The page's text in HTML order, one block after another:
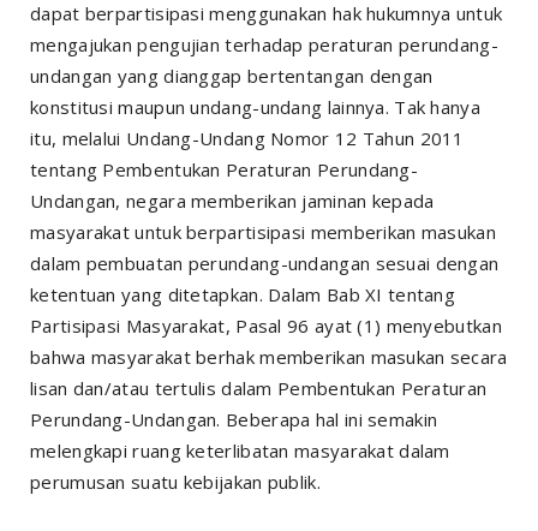
dapat berpartisipasi menggunakan hak hukumnya untuk
mengajukan pengujian terhadap peraturan perundang-
undangan yang dianggap bertentangan dengan
konstitusi maupun undang-undang lainnya. Tak hanya
itu, melalui Undang-Undang Nomor 12 Tahun 2011
tentang Pembentukan Peraturan Perundang-
Undangan, negara memberikan jaminan kepada
masyarakat untuk berpartisipasi memberikan masukan
dalam pembuatan perundang-undangan sesuai dengan
ketentuan yang ditetapkan. Dalam Bab XI tentang
Partisipasi Masyarakat, Pasal 96 ayat (1) menyebutkan
bahwa masyarakat berhak memberikan masukan secara
lisan dan/atau tertulis dalam Pembentukan Peraturan
Perundang-Undangan. Beberapa hal ini semakin
melengkapi ruang keterlibatan masyarakat dalam
perumusan suatu kebijakan publik.